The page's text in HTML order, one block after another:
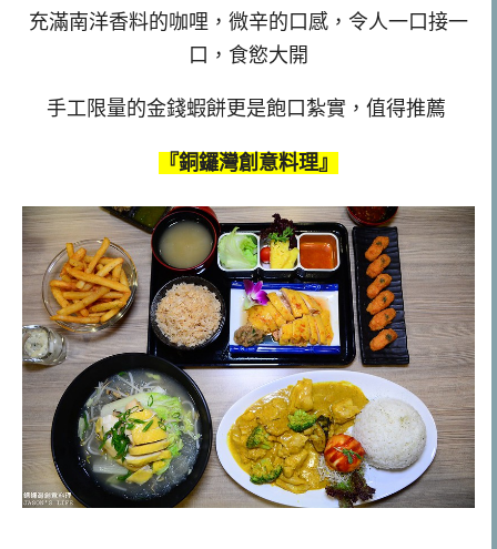
充滿南洋香料的咖哩，微辛的口感，令人一口接一
口，食慾大開
手工限量的金錢蝦餅更是飽口紮實，值得推薦
『銅鑼灣創意料理』